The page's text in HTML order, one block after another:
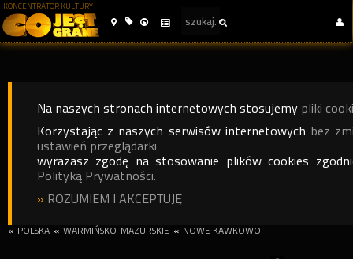
KONCENTRATOR KULTURY
Na naszych stronach internetowych stosujemy pliki
Korzystając z naszych serwisów internetowych bez
ustawień przeglądarki
wyrażasz zgodę na stosowanie plików cookies
Polityką Prywatności.
» ROZUMIEM I AKCEPTUJĘ
« POLSKA « WARMIŃSKO-MAZURSKIE « NOWE KAWKOWO